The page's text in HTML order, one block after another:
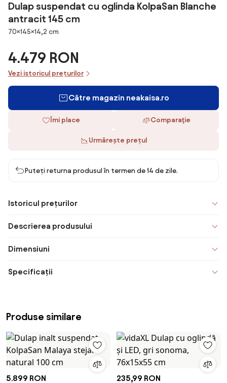
Dulap suspendat cu oglinda KolpaSan Blanche
antracit 145 cm
Dimensiuni
70×145×14,2 cm
4.479 RON
Vezi istoricul prețurilor
Către magazin neakaisa.ro
Îmi place Comparaţie
Urmărește prețul
Puteți returna produsul în termen de 14 de zile.
Istoricul prețurilor
Descrierea produsului
Dimensiuni
Specificații
Produse similare
5.899 RON 235,99 RON